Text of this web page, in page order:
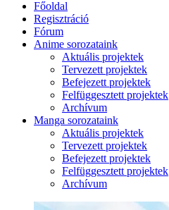
Főoldal
Regisztráció
Fórum
Anime sorozataink
Aktuális projektek
Tervezett projektek
Befejezett projektek
Felfüggesztett projektek
Archívum
Manga sorozataink
Aktuális projektek
Tervezett projektek
Befejezett projektek
Felfüggesztett projektek
Archívum